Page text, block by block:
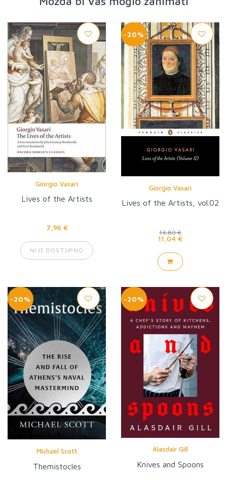
Giorgio Vasari
Lives of the Artists
7,96 €
NIJE DOSTUPNO
-20%
Giorgio Vasari
Lives of the Artists, vol.02
13,80 €
11,04 €
-20%
Michael Scott
Themistocles
-20%
Alasdair Gill
Knives and Spoons